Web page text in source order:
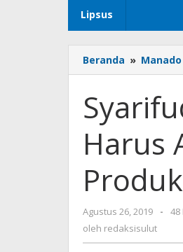
Lipsus
Beranda » Manado
Harus
Agustus 26, 2019
oleh
-
48
oleh redaksisulut